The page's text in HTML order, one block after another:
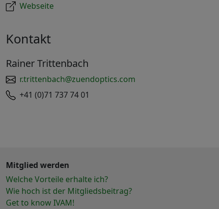
Webseite
Kontakt
Rainer Trittenbach
r.trittenbach@zuendoptics.com
+41 (0)71 737 74 01
Mitglied werden
Welche Vorteile erhalte ich?
Wie hoch ist der Mitgliedsbeitrag?
Get to know IVAM!